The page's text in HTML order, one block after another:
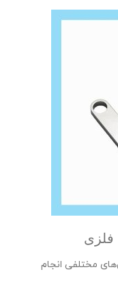
فلزی
مختلفی انجام